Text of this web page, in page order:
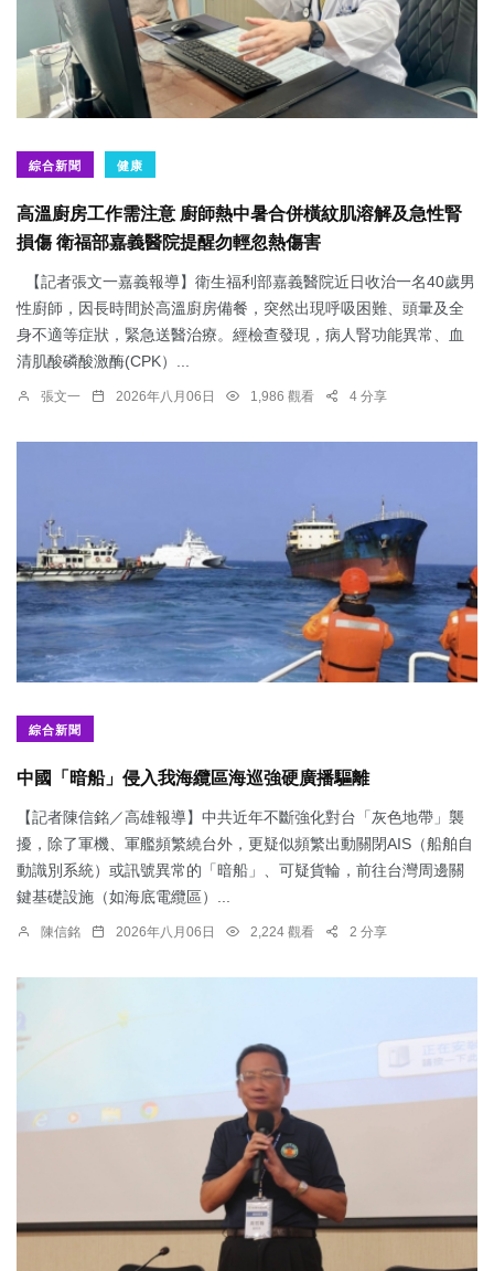
綜合新聞 健康
高溫廚房工作需注意 廚師熱中暑合併橫紋肌溶解及急性腎
損傷 衛福部嘉義醫院提醒勿輕忽熱傷害
【記者張文一嘉義報導】衛生福利部嘉義醫院近日收治一名40歲男
性廚師，因長時間於高溫廚房備餐，突然出現呼吸困難、頭暈及全
身不適等症狀，緊急送醫治療。經檢查發現，病人腎功能異常、血
清肌酸磷酸激酶(CPK）...
張文一 2026年八月06日 1,986 觀看 4 分享
綜合新聞
中國「暗船」侵入我海纜區海巡強硬廣播驅離
【記者陳信銘／高雄報導】中共近年不斷強化對台「灰色地帶」襲
擾，除了軍機、軍艦頻繁繞台外，更疑似頻繁出動關閉AIS（船舶自
動識別系統）或訊號異常的「暗船」、可疑貨輪，前往台灣周邊關
鍵基礎設施（如海底電纜區）...
陳信銘 2026年八月06日 2,224 觀看 2 分享